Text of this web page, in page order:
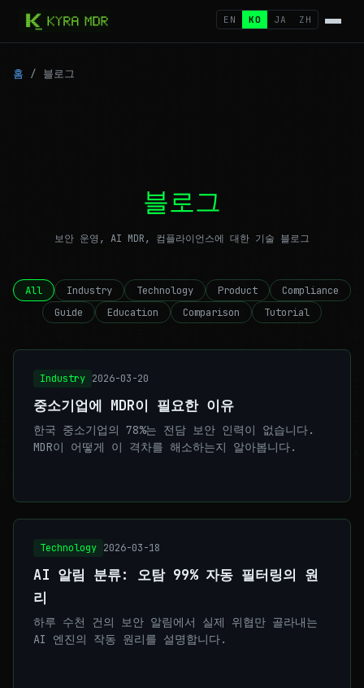
EN KO JA ZH
홈 / 블로그
블로그
보안 운영, AI MDR, 컴플라이언스에 대한 기술 블로그
All Industry Technology Product
Compliance
Guide
Education Comparison Tutorial
Industry 2026-03-20
중소기업에 MDR이 필요한 이유
한국 중소기업의 78%는 전담 보안 인력이 없습니다.
MDR이 어떻게 이 격차를 해소하는지 알아봅니다.
Technology 2026-03-18
AI 알림 분류: 오탐 99% 자동 필터링의 원
리
하루 수천 건의 보안 알림에서 실제 위협만 골라내는
AI 엔진의 작동 원리를 설명합니다.